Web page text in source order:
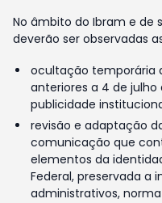
No âmbito do Ibram e de
deverão ser observadas
ocultação temporária
anteriores a 4 de
publicidade
revisão e adaptação
comunicação que
elementos da
Federal, preservada a
administrativos,